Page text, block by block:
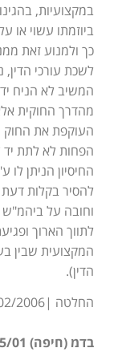
במקצועיות,
ביוזמתו עשוי או
לשכת עורכי
המשיב לא הניח
מהדרך החוקית
העוקפת את החוק
הפחות לא לתת יד
החיסיון הניתן
להסיר בקלות
וחובה על
לתווך הארוך
המקצועית שבין
הדין).
החלטה |19/02/2006 |שלום – חדרה
בדמ (חיפה) 15/01- לשכת עורכי הדין נגד ' עורך דין פלוני